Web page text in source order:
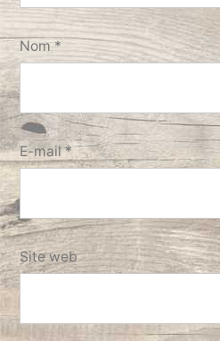
Nom*
E-mail*
Site web